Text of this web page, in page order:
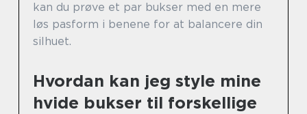
kan du prøve et par bukser med en mere
løs pasform i benene for at balancere din
silhuet.
Hvordan kan jeg style mine
hvide bukser til forskellige